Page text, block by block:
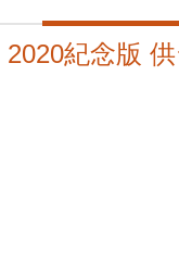
紀念版